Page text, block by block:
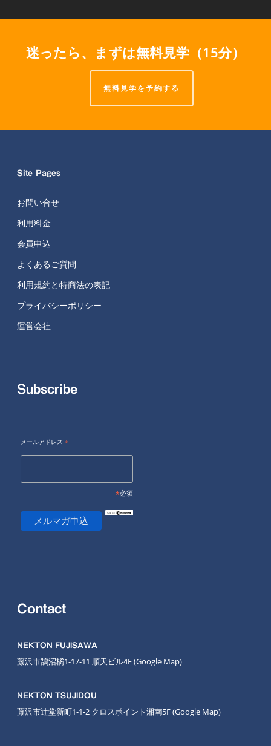
迷ったら、まずは無料見学（15分）
無料見学を予約する
Site Pages
お問い合せ
利用料金
会員申込
よくあるご質問
利用規約と特商法の表記
プライバシーポリシー
運営会社
Subscribe
メールアドレス *
*必須
Contact
NEKTON FUJISAWA
藤沢市鵠沼橘1-17-11 順天ビル4F(Google Map)
NEKTON TSUJIDOU
藤沢市辻堂新町1-1-2 クロスポイント湘南5F(Google Map)